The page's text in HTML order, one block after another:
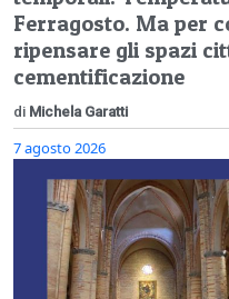
Ferragosto. Ma per
ripensare gli spazi
cementificazione
di Michela Garatti
7 agosto 2026